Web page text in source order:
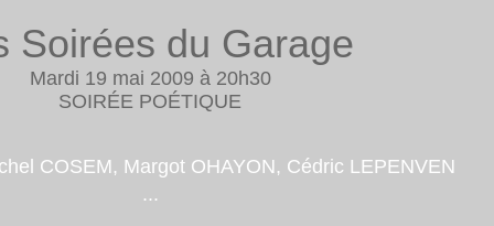
Soirées du Garage
Mardi 19 mai 2009 à 20h30
SOIRÉE POÉTIQUE
COSEM, Margot OHAYON, Cédric LEPENVEN
...